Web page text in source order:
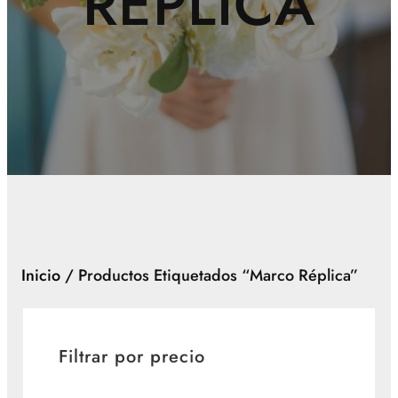
Inicio/ Productos Etiquetados “marco Réplica”
Filtrar por precio